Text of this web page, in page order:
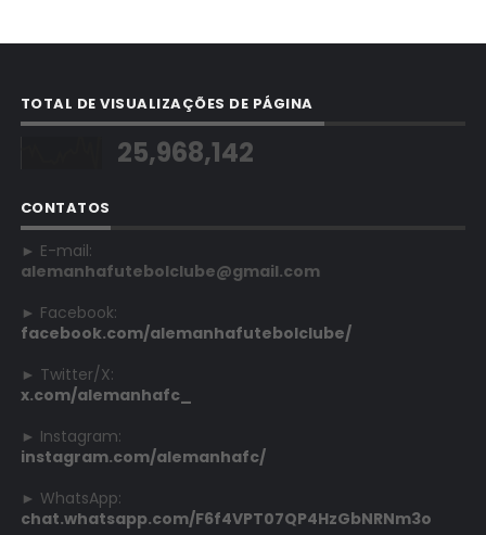
TOTAL DE VISUALIZAÇÕES DE PÁGINA
25,968,142
CONTATOS
► E-mail:
alemanhafutebolclube@gmail.com
► Facebook:
facebook.com/alemanhafutebolclube/
► Twitter/X:
x.com/alemanhafc_
► Instagram:
instagram.com/alemanhafc/
► WhatsApp:
chat.whatsapp.com/F6f4VPT07QP4HzGbNRNm3o